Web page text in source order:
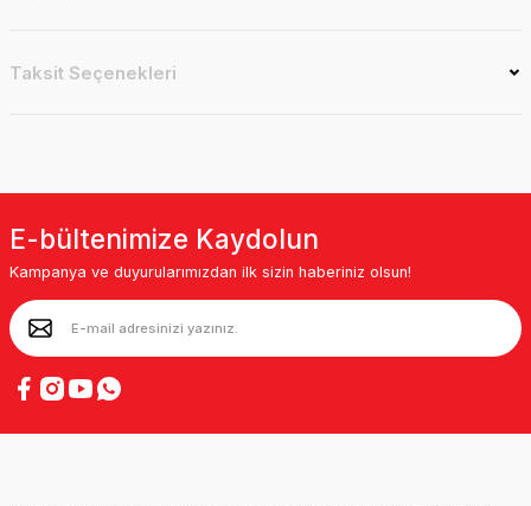
Taksit Seçenekleri
E-bültenimize Kaydolun
Kampanya ve duyurularımızdan ilk sizin haberiniz olsun!